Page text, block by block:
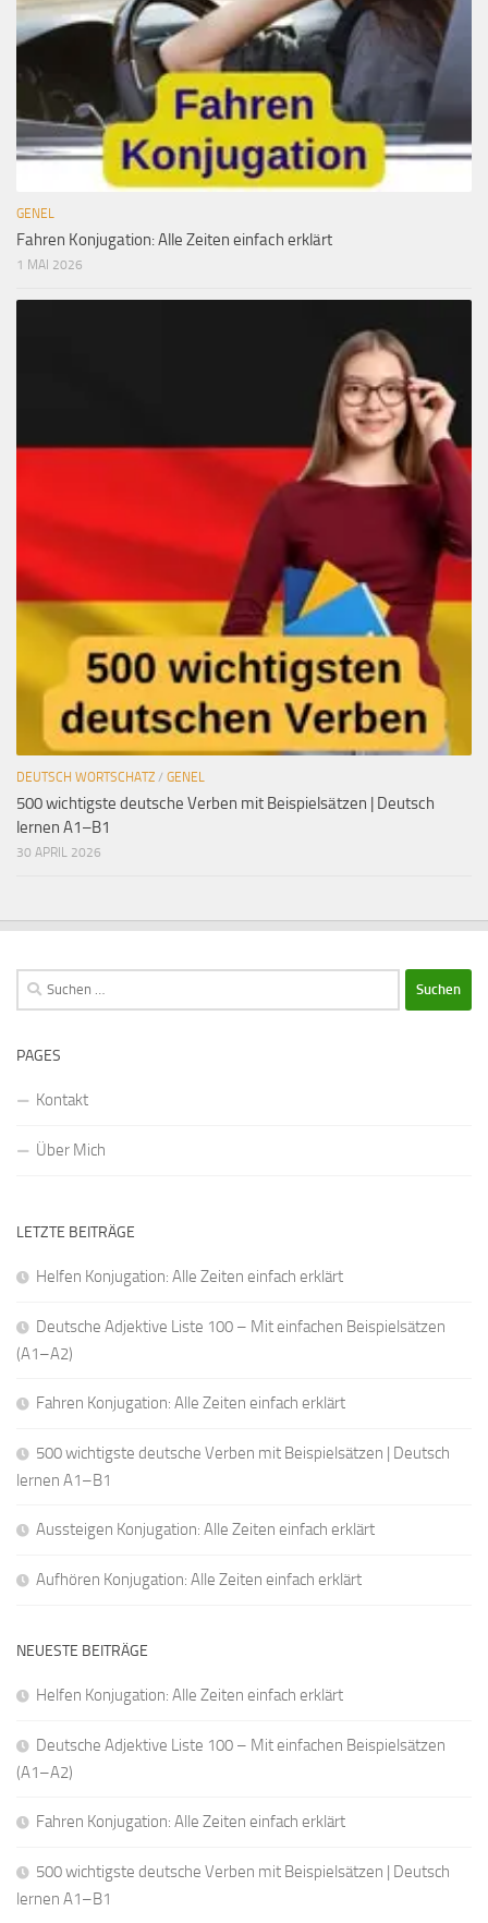
GENEL
Fahren Konjugation: Alle Zeiten einfach erklärt
1 MAI 2026
DEUTSCH WORTSCHATZ / GENEL
500 wichtigste deutsche Verben mit Beispielsätzen | Deutsch
lernen A1–B1
30 APRIL 2026
Suchen
nach:
PAGES
Kontakt
Über Mich
LETZTE BEITRÄGE
Helfen Konjugation: Alle Zeiten einfach erklärt
Deutsche Adjektive Liste 100 – Mit einfachen Beispielsätzen
(A1–A2)
Fahren Konjugation: Alle Zeiten einfach erklärt
500 wichtigste deutsche Verben mit Beispielsätzen | Deutsch
lernen A1–B1
Aussteigen Konjugation: Alle Zeiten einfach erklärt
Aufhören Konjugation: Alle Zeiten einfach erklärt
NEUESTE BEITRÄGE
Helfen Konjugation: Alle Zeiten einfach erklärt
Deutsche Adjektive Liste 100 – Mit einfachen Beispielsätzen
(A1–A2)
Fahren Konjugation: Alle Zeiten einfach erklärt
500 wichtigste deutsche Verben mit Beispielsätzen | Deutsch
lernen A1–B1